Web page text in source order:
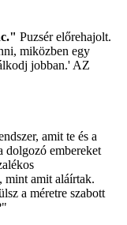
Puzsér előrehajolt.
miközben egy
jobban.' AZ
amit te és a
dolgozó embereket
mint amit aláírtak.
a méretre szabott